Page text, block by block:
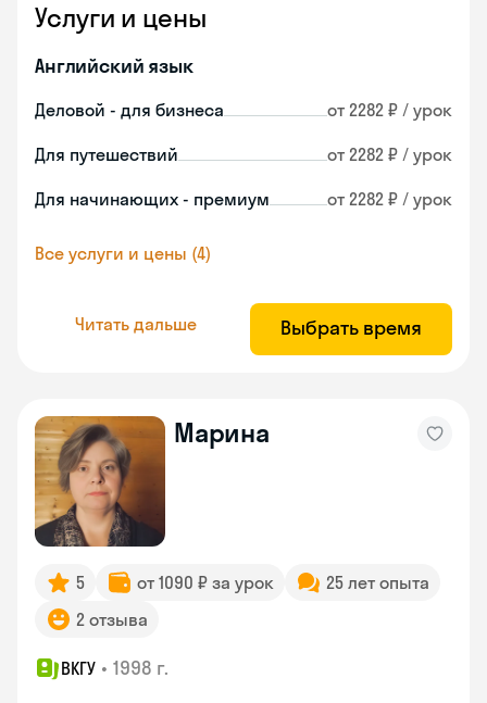
Услуги и цены
Английский язык
Деловой - для бизнеса от 2282 ₽ / урок
Для путешествий от 2282 ₽ / урок
Для начинающих - премиум от 2282 ₽ / урок
Все услуги и цены (4)
Читать дальше Выбрать время
Марина
5 от 1090 ₽ за урок
25 лет опыта
2 отзыва
ВКГУ • 1998 г.